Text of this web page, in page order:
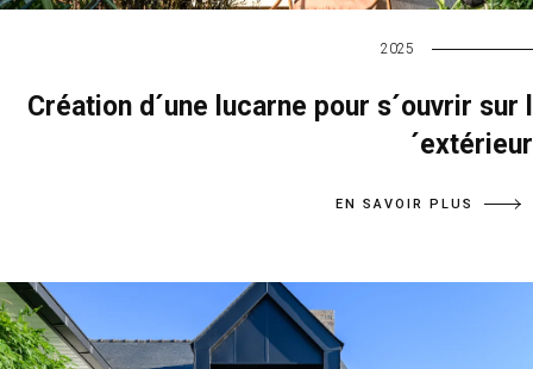
2025
Création d´une lucarne pour s´ouvrir sur l
´extérieur
EN SAVOIR PLUS